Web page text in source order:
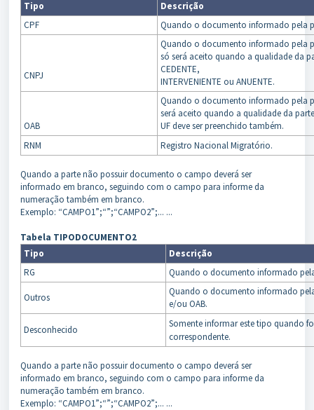
Tipo
Descrição
CPF
Quando o documento informado pela
CNPJ
Quando o documento informado pela
só será aceito quando a qualidade da
CEDENTE,
INTERVENIENTE ou ANUENTE.
OAB
Quando o documento informado pela
será aceito quando a qualidade da
UF deve ser preenchido também.
RNM
Registro Nacional Migratório.
Quando a parte não possuir documento o campo deverá ser
informado em branco, seguindo com o campo para informe da
numeração também em branco.
Exemplo: “CAMPO1”;“”;“CAMPO2”;... ...
Tabela TIPODOCUMENTO2
Tipo
Descrição
RG
Quando o documento informado
Outros
Quando o documento informado
e/ou OAB.
Desconhecido
Somente informar este tipo quando
correspondente.
Quando a parte não possuir documento o campo deverá ser
informado em branco, seguindo com o campo para informe da
numeração também em branco.
Exemplo: “CAMPO1”;“”;“CAMPO2”;... ...